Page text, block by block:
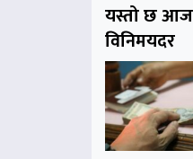
यस्तो छ आज
विनिमयदर